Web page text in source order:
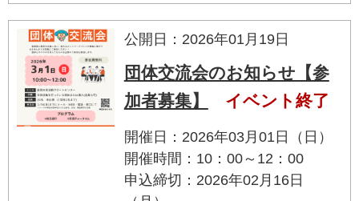
公開日：2026年01月19日
団体交流会のお知らせ【参
加者募集】
イベント終了
開催日：2026年03月01日（日）
開催時間：10：00～12：00
申込締切：2026年02月16日